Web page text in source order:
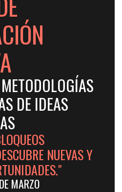
DE IDEAS
NUEVAS Y
MARZO